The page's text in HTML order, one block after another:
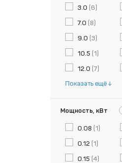
3.0 (6)
7.0 (8)
9.0 (3)
10.5 (1)
12.0 (7)
Показать ещё
Мощность, кВт
0.08 (1)
0.12 (1)
0.15 (4)